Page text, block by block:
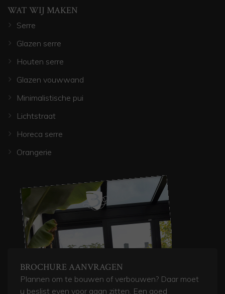
WAT WIJ MAKEN
Serre
Glazen serre
Houten serre
Glazen vouwwand
Minimalistische pui
Lichtstraat
Horeca serre
Orangerie
BROCHURE AANVRAGEN
Plannen om te bouwen of verbouwen? Daar moet
u beslist even voor gaan zitten. Een goed